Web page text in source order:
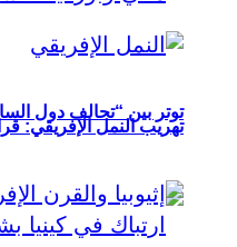
توتر بين “تحالف دول
تهريب النمل الإفريقي: